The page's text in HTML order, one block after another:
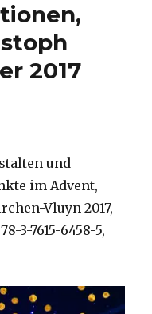
2017
und
im Advent,
Vluyn 2017,
3-7615-6458-5,